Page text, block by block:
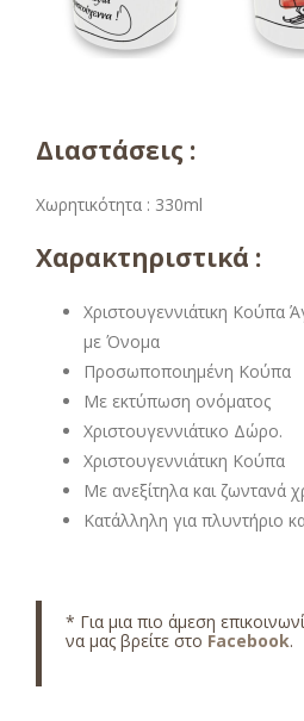
Διαστάσεις :
Χωρητικότητα : 330ml
Χαρακτηριστικά :
Χριστουγεννιάτικη Κούπα
με Όνομα
Προσωποποιημένη Κούπα
Με εκτύπωση ονόματος
Χριστουγεννιάτικο Δώρο.
Χριστουγεννιάτικη Κούπα
Με ανεξίτηλα και ζωντανά
Κατάλληλη για πλυντήριο
* Για μια πιο άμεση
να μας βρείτε στο Facebook.